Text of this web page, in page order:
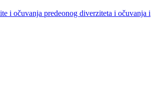
i očuvanja predeonog diverziteta i očuvanja i